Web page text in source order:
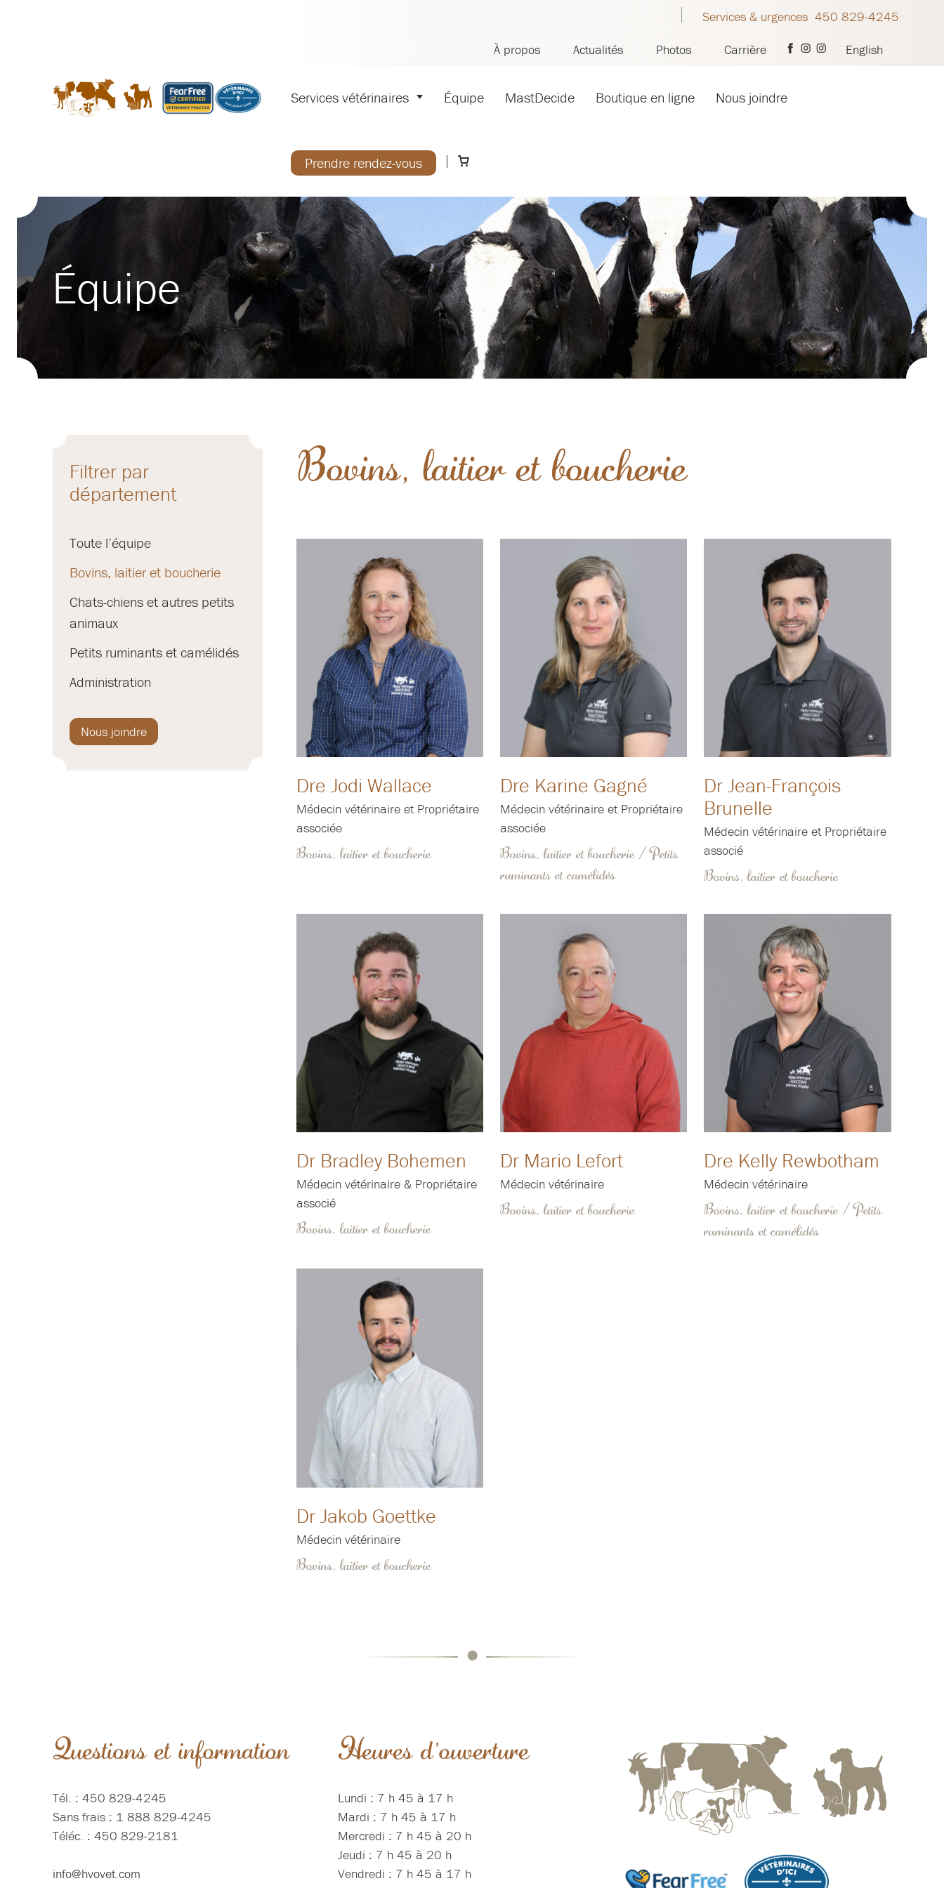
Services & urgences 450 829-4245
À propos Actualités Photos Carrière English
Services vétérinaires Équipe MastDecide Boutique en ligne Nous joindre
Prendre rendez-vous
Équipe
Filtrer par
département
Toute l’équipe
Bovins, laitier et boucherie
Chats-chiens et autres petits
animaux
Petits ruminants et camélidés
Administration
Nous joindre
Bovins, laitier et boucherie
Dre Jodi Wallace
Médecin vétérinaire et Propriétaire
associée
Bovins, laitier et boucherie
Dre Karine Gagné
Médecin vétérinaire et Propriétaire
associée
Bovins, laitier et boucherie / Petits
ruminants et camélidés
Dr Jean-François
Brunelle
Médecin vétérinaire et Propriétaire
associé
Bovins, laitier et boucherie
Dr Bradley Bohemen
Médecin vétérinaire & Propriétaire
associé
Bovins, laitier et boucherie
Dr Mario Lefort
Médecin vétérinaire
Bovins, laitier et boucherie
Dre Kelly Rewbotham
Médecin vétérinaire
Bovins, laitier et boucherie / Petits
ruminants et camélidés
Dr Jakob Goettke
Médecin vétérinaire
Bovins, laitier et boucherie
•
Questions et information
Tél. : 450 829-4245
Sans frais : 1 888 829-4245
Téléc. : 450 829-2181
info@hvovet.com
Heures d'ouverture
Lundi : 7 h 45 à 17 h
Mardi : 7 h 45 à 17 h
Mercredi : 7 h 45 à 20 h
Jeudi : 7 h 45 à 20 h
Vendredi : 7 h 45 à 17 h